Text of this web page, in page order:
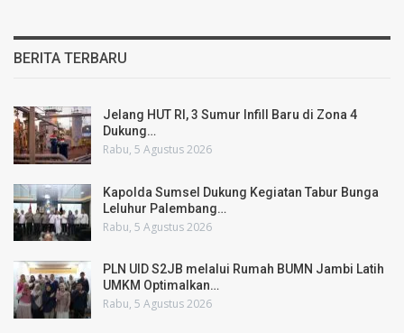
BERITA TERBARU
Jelang HUT RI, 3 Sumur Infill Baru di Zona 4
Dukung…
Rabu, 5 Agustus 2026
Kapolda Sumsel Dukung Kegiatan Tabur Bunga
Leluhur Palembang…
Rabu, 5 Agustus 2026
PLN UID S2JB melalui Rumah BUMN Jambi Latih
UMKM Optimalkan…
Rabu, 5 Agustus 2026